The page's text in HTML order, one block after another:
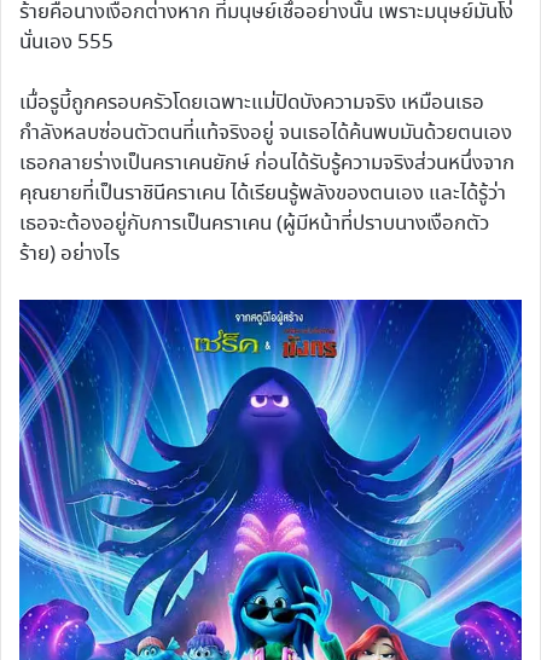
ร้ายคือนางเงือกต่างหาก ที่มนุษย์เชื่ออย่างนั้น เพราะมนุษย์มันโง่
นั่นเอง 555
เมื่อรูบี้ถูกครอบครัวโดยเฉพาะแม่ปิดบังความจริง เหมือนเธอ
กำลังหลบซ่อนตัวตนที่แท้จริงอยู่ จนเธอได้ค้นพบมันด้วยตนเอง
เธอกลายร่างเป็นคราเคนยักษ์ ก่อนได้รับรู้ความจริงส่วนหนึ่งจาก
คุณยายที่เป็นราชินีคราเคน ได้เรียนรู้พลังของตนเอง และได้รู้ว่า
เธอจะต้องอยู่กับการเป็นคราเคน (ผู้มีหน้าที่ปราบนางเงือกตัว
ร้าย) อย่างไร